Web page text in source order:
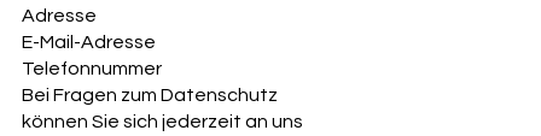
Adresse
E-Mail-Adresse
Telefonnummer
Bei Fragen zum Datenschutz
können Sie sich jederzeit an uns